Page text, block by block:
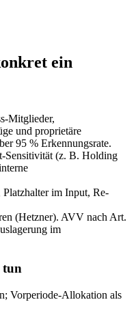
ein
Mitglieder,
und proprietäre
95 % Erkennungsrate.
Sensitivität (z. B. Holding
im Input, Re-
(Hetzner). AVV nach Art.
im
tun
Vorperiode-Allokation als